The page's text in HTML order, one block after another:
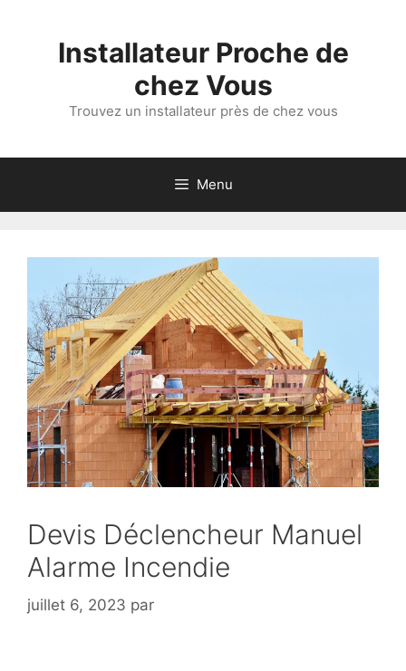
Installateur Proche de
chez Vous
Trouvez un installateur près de chez vous
Menu
Devis Déclencheur Manuel
Alarme Incendie
juillet 6, 2023 par